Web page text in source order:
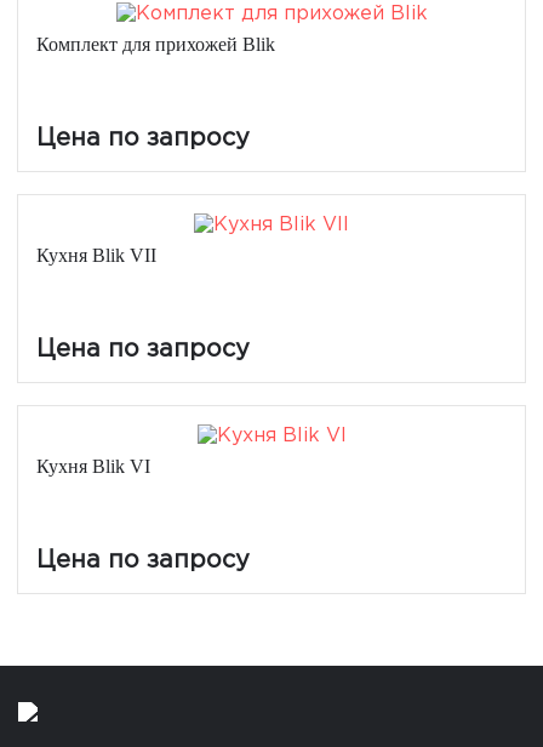
Комплект для прихожей Blik
Цена по запросу
Кухня Blik VII
Цена по запросу
Кухня Blik VI
Цена по запросу